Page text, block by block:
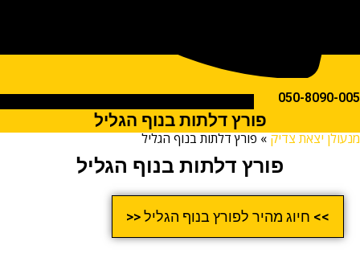
050-
פורץ דלתות בנוף הגליל
יצאת צדיק»פורץ דלתות בנוף הגליל
פורץ דלתות בנוף הגליל
>> חיוג מהיר לפורץ בנוף הגליל <<